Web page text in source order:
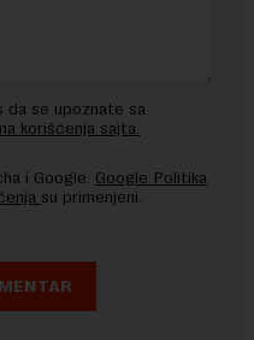
da se upoznate sa
korišćenja sajta.
i Google. Google Politika
su primenjeni.